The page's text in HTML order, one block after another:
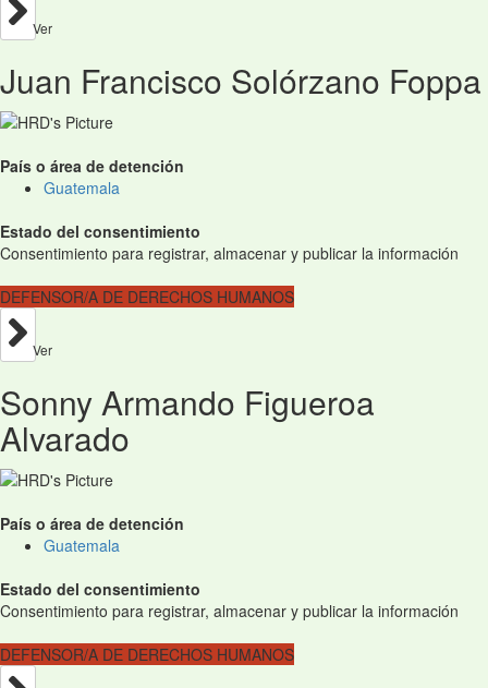
Ver
Juan Francisco Solórzano Foppa
País o área de detención
Guatemala
Estado del consentimiento
Consentimiento para registrar, almacenar y publicar la información
DEFENSOR/A DE DERECHOS HUMANOS
Ver
Sonny Armando Figueroa
Alvarado
País o área de detención
Guatemala
Estado del consentimiento
Consentimiento para registrar, almacenar y publicar la información
DEFENSOR/A DE DERECHOS HUMANOS